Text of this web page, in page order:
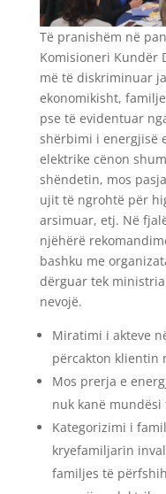
Të pranishëm në
Komisioneri Kundër
më të diskriminuar
ekonomikisht,
pse të evidentuar
shërbimi i energjisë
elektrike cënon
shëndetin, mos
ujit të ngrohtë për
arsimuar, etj. Në
njëhërë
bashku me
dërguar tek
nevojë.
Miratimi i akteve
përcakton klientin
Mos prerja e
nuk kanë
Kategorizimi i
kryefamiljarin
familjes të